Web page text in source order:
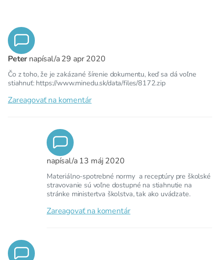
Peter napísal/a29 apr 2020
Čo z toho, že je zakázané šírenie dokumentu, keď sa dá voľne
stiahnuť: https://www.minedu.sk/data/files/8172.zip
Zareagovať na komentár
napísal/a 13 máj 2020
Materiálno-spotrebné normy a receptúry pre školské
stravovanie sú voľne dostupné na stiahnutie na
stránke ministertva školstva, tak ako uvádzate.
Zareagovať na komentár